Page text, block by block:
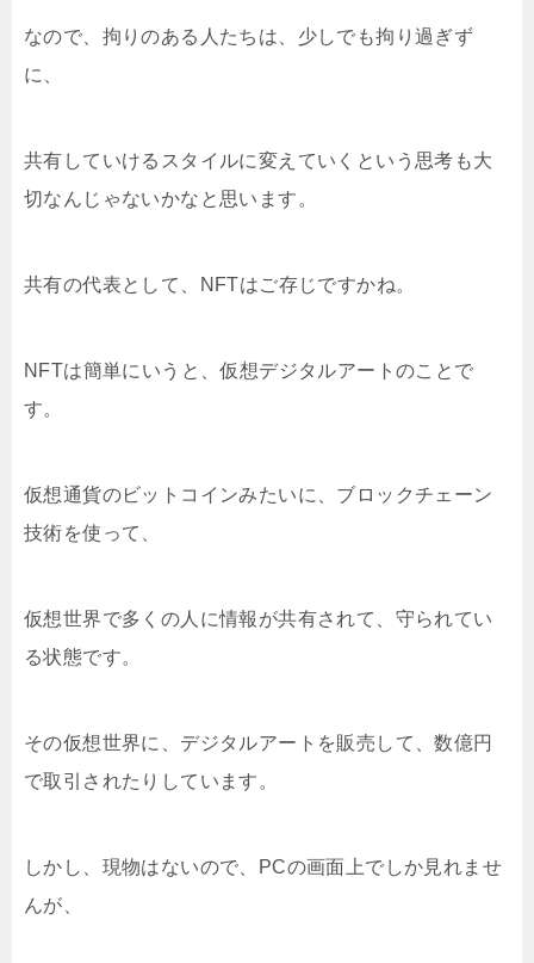
なので、拘りのある人たちは、少しでも拘り過ぎず
に、
共有していけるスタイルに変えていくという思考も大
切なんじゃないかなと思います。
共有の代表として、NFTはご存じですかね。
NFTは簡単にいうと、仮想デジタルアートのことで
す。
仮想通貨のビットコインみたいに、ブロックチェーン
技術を使って、
仮想世界で多くの人に情報が共有されて、守られてい
る状態です。
その仮想世界に、デジタルアートを販売して、数億円
で取引されたりしています。
しかし、現物はないので、PCの画面上でしか見れませ
んが、